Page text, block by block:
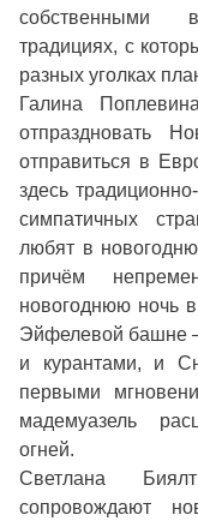
собственными
традициях, с
разных уголках
Галина
отпраздновать
отправиться в
здесь
симпатичных
любят в
причём
новогоднюю ночь
Эйфелевой башне
и курантами, и
первыми
мадемуазель
огней.
Светлана
сопровождают